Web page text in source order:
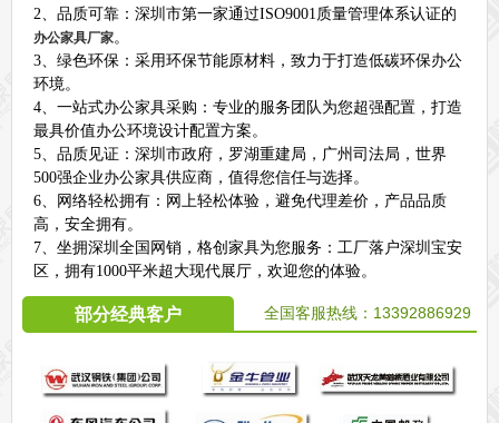
2、品质可靠：深圳市第一家通过ISO9001质量管理体系认证的
办公家具厂家。
3、绿色环保：采用环保节能原材料，致力于打造低碳环保办公
环境。
4、一站式办公家具采购：专业的服务团队为您超强配置，打造
最具价值办公环境设计配置方案。
5、品质见证：深圳市政府，罗湖重建局，广州司法局，世界
500强企业办公家具供应商，值得您信任与选择。
6、网络轻松拥有：网上轻松体验，避免代理差价，产品品质
高，安全拥有。
7、坐拥深圳全国网销，格创家具为您服务：工厂落户深圳宝安
区，拥有1000平米超大现代展厅，欢迎您的体验。
部分经典客户 全国客服热线： 13392886929